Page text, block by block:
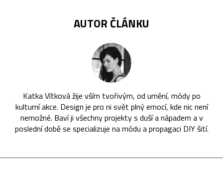
AUTOR ČLÁNKU
Katka Vítková žije vším tvořivým, od umění, módy po
kulturní akce. Design je pro ni svět plný emocí, kde nic není
nemožné. Baví ji všechny projekty s duší a nápadem a v
poslední době se specializuje na módu a propagaci DIY šití.